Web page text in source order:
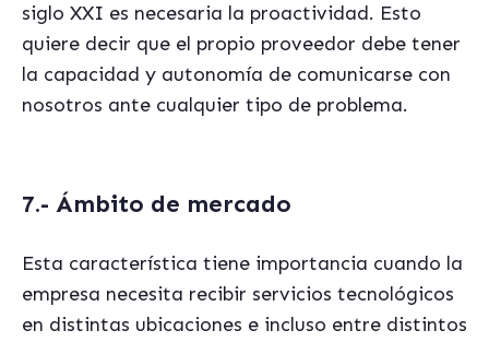
siglo XXI es necesaria la proactividad. Esto
quiere decir que el propio proveedor debe tener
la capacidad y autonomía de comunicarse con
nosotros ante cualquier tipo de problema.
7.- Ámbito de mercado
Esta característica tiene importancia cuando la
empresa necesita recibir servicios tecnológicos
en distintas ubicaciones e incluso entre distintos